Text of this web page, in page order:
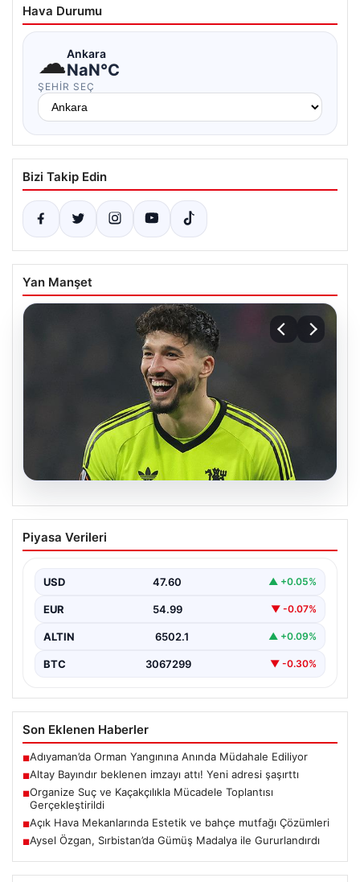
Hava Durumu
☁Ankara
NaN°C
ŞEHIR SEÇ
Bizi Takip Edin
Yan Manşet
Altay Bayındır beklenen imzayı attı!
Yeni adresi şaşırttı
Piyasa Verileri
USD 47.60 ▲ +0.05%
EUR 54.99 ▼ -0.07%
ALTIN 6502.1 ▲ +0.09%
BTC 3067299 ▼ -0.30%
Son Eklenen Haberler
■Adıyaman’da Orman Yangınına Anında Müdahale Ediliyor
■Altay Bayındır beklenen imzayı attı! Yeni adresi şaşırttı
■Organize Suç ve Kaçakçılıkla Mücadele Toplantısı
Gerçekleştirildi
■Açık Hava Mekanlarında Estetik ve bahçe mutfağı Çözümleri
■Aysel Özgan, Sırbistan’da Gümüş Madalya ile Gururlandırdı